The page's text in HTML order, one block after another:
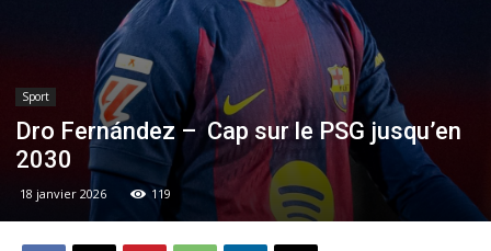
Sport
Dro Fernández – Cap sur le PSG jusqu’en
2030
18 janvier 2026 119